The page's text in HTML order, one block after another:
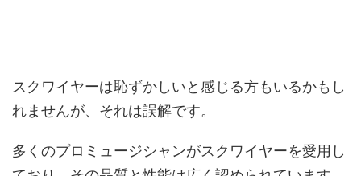
スクワイヤーは恥ずかしいと感じる方もいるかもし
れませんが、それは誤解です。
多くのプロミュージシャンがスクワイヤーを愛用し